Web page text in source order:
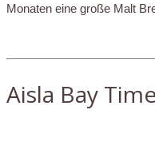
Monaten eine große Malt
Aisla Bay